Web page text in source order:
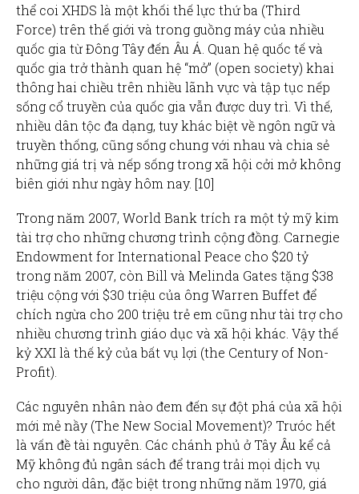
thể coi XHDS là một khối thế lực thứ ba (Third
Force) trên thế giới và trong guồng máy của nhiều
quốc gia từ Đông Tây đến Âu Á. Quan hệ quốc tế và
quốc gia trở thành quan hệ “mở” (open society) khai
thông hai chiều trên nhiều lãnh vực và tập tục nếp
sống cổ truyền của quốc gia vẫn được duy trì. Vì thế,
nhiều dân tộc đa dạng, tuy khác biệt về ngôn ngữ và
truyền thống, cũng sống chung với nhau và chia sẻ
những giá trị và nếp sống trong xã hội cởi mở không
biên giới như ngày hôm nay. [10]
Trong năm 2007, World Bank trích ra một tỷ mỹ kim
tài trợ cho những chương trình cộng đồng. Carnegie
Endowment for International Peace cho $20 tỷ
trong năm 2007, còn Bill và Melinda Gates tặng $38
triệu cộng với $30 triệu của ông Warren Buffet để
chích ngừa cho 200 triệu trẻ em cũng như tài trợ cho
nhiều chương trình giáo dục và xã hội khác. Vậy thế
kỷ XXI là thế kỷ của bất vụ lợi (the Century of Non-
Profit).
Các nguyên nhân nào đem đến sự đột phá của xã hội
mới mẻ nầy (The New Social Movement)? Trưóc hết
là vấn đề tài nguyên. Các chánh phủ ở Tây Âu kể cả
Mỹ không đủ ngân sách để trang trải mọi dịch vụ
cho người dân, đặc biệt trong những năm 1970, giá